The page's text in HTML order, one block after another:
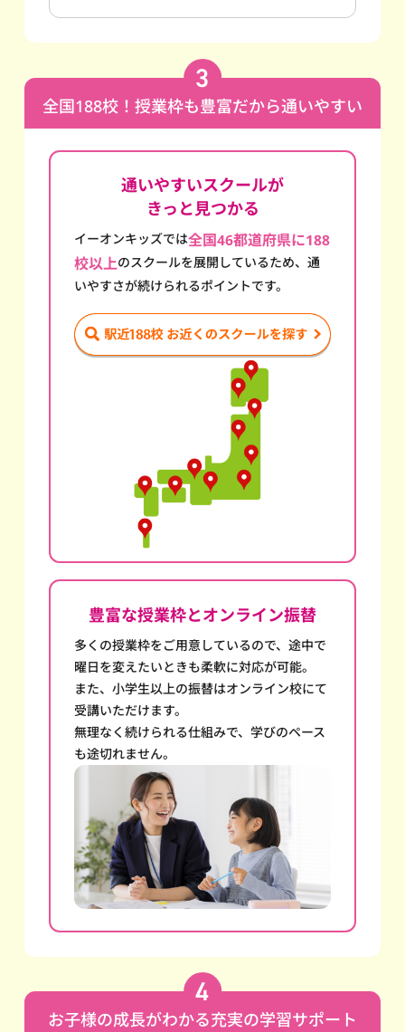
全国188校！授業枠も豊富だから通いやすい
通いやすいスクールが
きっと見つかる
イーオンキッズでは全国46都道府県に188
校以上のスクールを展開しているため、通
いやすさが続けられるポイントです。
豊富な授業枠とオンライン振替
多くの授業枠をご用意しているので、途中で
曜日を変えたいときも柔軟に対応が可能。
また、小学生以上の振替はオンライン校にて
受講いただけます。
無理なく続けられる仕組みで、学びのペース
も途切れません。
お子様の成長がわかる充実の学習サポート